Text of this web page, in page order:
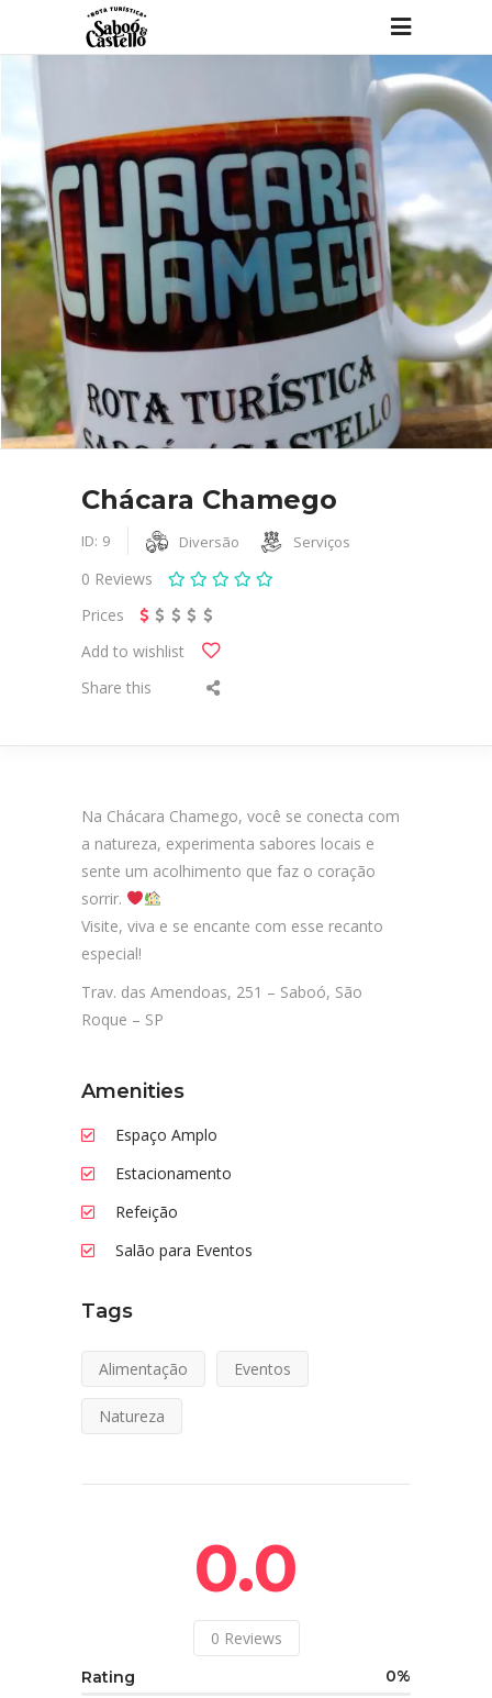
Chácara Chamego
ID: 9 Diversão Serviços
0 Reviews
Prices
Add to wishlist
Share this
Na Chácara Chamego, você se conecta com
a natureza, experimenta sabores locais e
sente um acolhimento que faz o coração
sorrir.
Visite, viva e se encante com esse recanto
especial!
Trav. das Amendoas, 251 – Saboó, São
Roque – SP
Amenities
Espaço Amplo
Estacionamento
Refeição
Salão para Eventos
Tags
Alimentação Eventos
Natureza
0.0
0 Reviews
Rating 0